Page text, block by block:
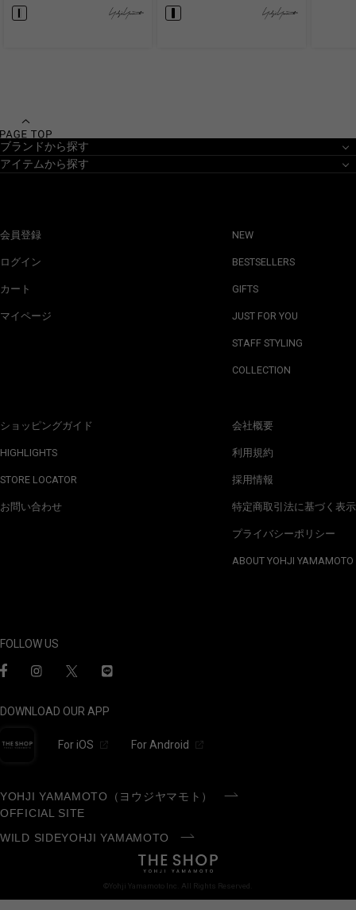
ブランドから探す
アイテムから探す
会員登録
ログイン
カート
マイページ
ショッピングガイド
HIGHLIGHTS
STORE LOCATOR
お問い合わせ
NEW
BESTSELLERS
GIFTS
JUST FOR YOU
STAFF STYLING
COLLECTION
会社概要
利用規約
採用情報
特定商取引法に基づく表示
プライバシーポリシー
ABOUT YOHJI YAMAMOTO
FOLLOW US
DOWNLOAD OUR APP
For iOS For Android
YOHJI YAMAMOTO（ヨウジヤマモト）
OFFICIAL SITE
WILD SIDEYOHJI YAMAMOTO
©Yohji Yamamoto Inc. All Rights Reserved.